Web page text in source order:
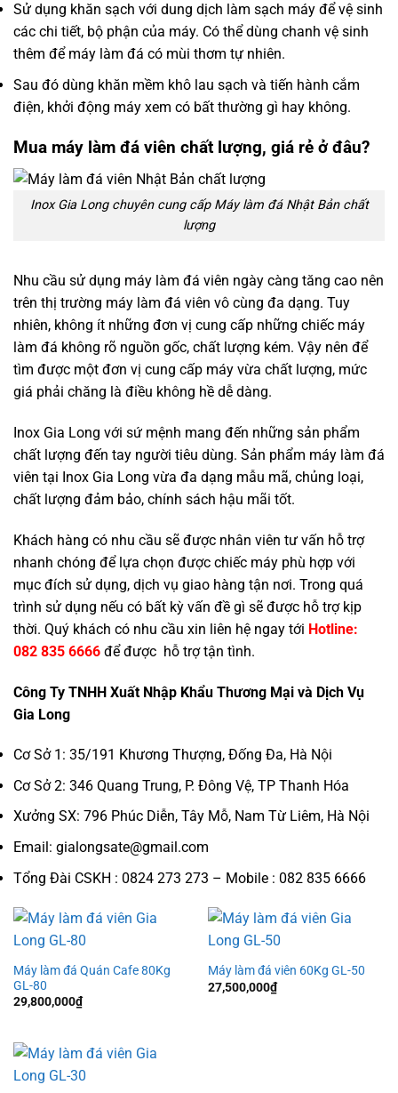
Sử dụng khăn sạch với dung dịch làm sạch máy để vệ sinh
các chi tiết, bộ phận của máy. Có thể dùng chanh vệ sinh
thêm để máy làm đá có mùi thơm tự nhiên.
Sau đó dùng khăn mềm khô lau sạch và tiến hành cắm
điện, khởi động máy xem có bất thường gì hay không.
Mua máy làm đá viên chất lượng, giá rẻ ở đâu?
Inox Gia Long chuyên cung cấp Máy làm đá Nhật Bản chất
lượng
Nhu cầu sử dụng máy làm đá viên ngày càng tăng cao nên
trên thị trường máy làm đá viên vô cùng đa dạng. Tuy
nhiên, không ít những đơn vị cung cấp những chiếc máy
làm đá không rõ nguồn gốc, chất lượng kém. Vậy nên để
tìm được một đơn vị cung cấp máy vừa chất lượng, mức
giá phải chăng là điều không hề dễ dàng.
Inox Gia Long với sứ mệnh mang đến những sản phẩm
chất lượng đến tay người tiêu dùng. Sản phẩm máy làm đá
viên tại Inox Gia Long vừa đa dạng mẫu mã, chủng loại,
chất lượng đảm bảo, chính sách hậu mãi tốt.
Khách hàng có nhu cầu sẽ được nhân viên tư vấn hỗ trợ
nhanh chóng để lựa chọn được chiếc máy phù hợp với
mục đích sử dụng, dịch vụ giao hàng tận nơi. Trong quá
trình sử dụng nếu có bất kỳ vấn đề gì sẽ được hỗ trợ kịp
thời. Quý khách có nhu cầu xin liên hệ ngay tới Hotline:
082 835 6666 để được hỗ trợ tận tình.
Công Ty TNHH Xuất Nhập Khẩu Thương Mại và Dịch Vụ
Gia Long
Cơ Sở 1: 35/191 Khương Thượng, Đống Đa, Hà Nội
Cơ Sở 2: 346 Quang Trung, P. Đông Vệ, TP Thanh Hóa
Xưởng SX: 796 Phúc Diễn, Tây Mỗ, Nam Từ Liêm, Hà Nội
Email: gialongsate@gmail.com
Tổng Đài CSKH : 0824 273 273 – Mobile : 082 835 6666
Máy làm đá Quán Cafe 80Kg
GL-80
29,800,000₫
Máy làm đá viên 60Kg GL-50
27,500,000₫